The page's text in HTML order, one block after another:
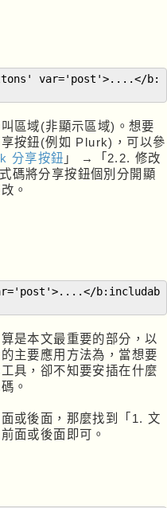
var='post'>....</b:
區域(非顯示區域)。想要
按鈕(例如 Plurk)，可以參
分享按鈕 」 →「2.2. 修改
碼將分享按鈕個別分開顯
。
b:includab
是本文最重要的部分，以
主要應用方法為，當想要
具，卻不知要安插在什麼
。
或後面，那麼找到「1. 文
面或後面即可。